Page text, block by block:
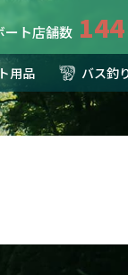
ート店舗数 144
用品 バス釣